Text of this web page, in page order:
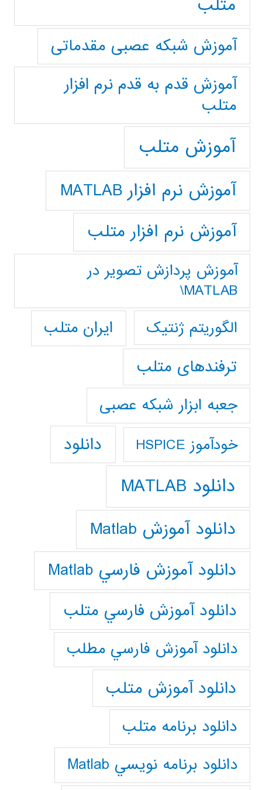
متلب
آموزش شبکه عصبی مقدماتی
آموزش قدم به قدم نرم افزار
متلب
آموزش متلب
آموزش نرم افزار MATLAB
آموزش نرم افزار متلب
آموزش پردازش تصوير در
MATLAB\
الگوریتم ژنتیک
ایران متلب
ترفندهای متلب
جعبه ابزار شبکه عصبی
خودآموز HSPICE دانلود
دانلود MATLAB
دانلود آموزش Matlab
دانلود آموزش فارسي Matlab
دانلود آموزش فارسي متلب
دانلود آموزش فارسي مطلب
دانلود آموزش متلب
دانلود برنامه متلب
دانلود برنامه نويسي Matlab